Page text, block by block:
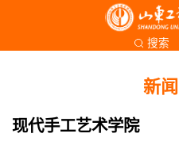
搜索
新
现代手工艺术学院